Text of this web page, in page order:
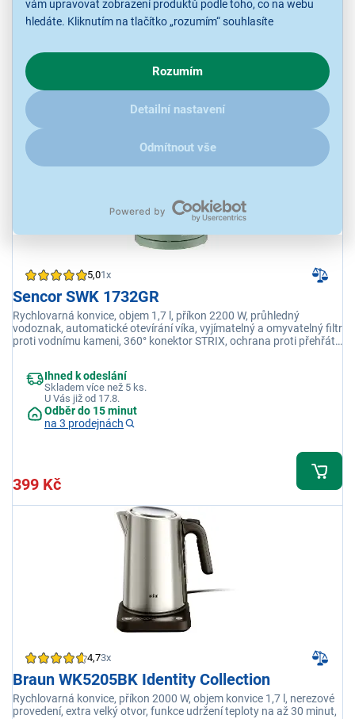
vám upravovat zobrazení produktů podle toho, co na webu
hledáte. Kliknutím na tlačítko „rozumím“ souhlasíte
chování na webu pro zobrazení cílených reklam. Pokud vás
zajímají detaily, jak u nás s cookies a dalšími údaji pracujeme,
kliknětesem.
Rozumím
Detailní nastavení
Odmítnout vše
Skladem více než 5 ks.
U Vás již od 17.8.
Odběr do 15 minut
399 Kč
NOVINKA
5,01x
Sencor SWK 1732GR
Rychlovarná konvice, objem 1,7 l, příkon 2200 W, průhledný
vodoznak, automatické otevírání víka, vyjímatelný a omyvatelný filtr
proti vodnímu kameni, 360° konektor STRIX, ochrana proti přehřátí
Ihned k odeslání
Skladem více než 5 ks.
U Vás již od 17.8.
Odběr do 15 minut
na 3 prodejnách
399 Kč
4,73x
Braun WK5205BK Identity Collection
Rychlovarná konvice, příkon 2000 W, objem konvice 1,7 l, nerezové
provedení, extra velký otvor, funkce udržení teploty na až 30 minut,